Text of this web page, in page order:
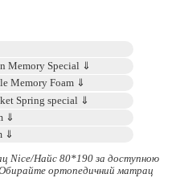
Nice/Найс 80*190 за доступною
Обирайте ортопедичний матрац